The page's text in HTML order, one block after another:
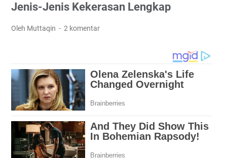
Jenis-Jenis Kekerasan Lengkap
Oleh Muttaqin 2 komentar